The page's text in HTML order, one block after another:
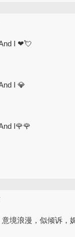
I ❤💘
I 💎
I🌹🌹
意境浪漫，似倾诉